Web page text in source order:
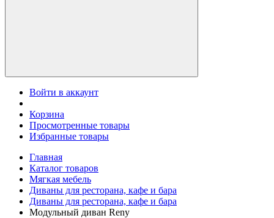
Войти в аккаунт
Корзина
Просмотренные товары
Избранные товары
Главная
Каталог товаров
Мягкая мебель
Диваны для ресторана, кафе и бара
Диваны для ресторана, кафе и бара
Модульный диван Reny